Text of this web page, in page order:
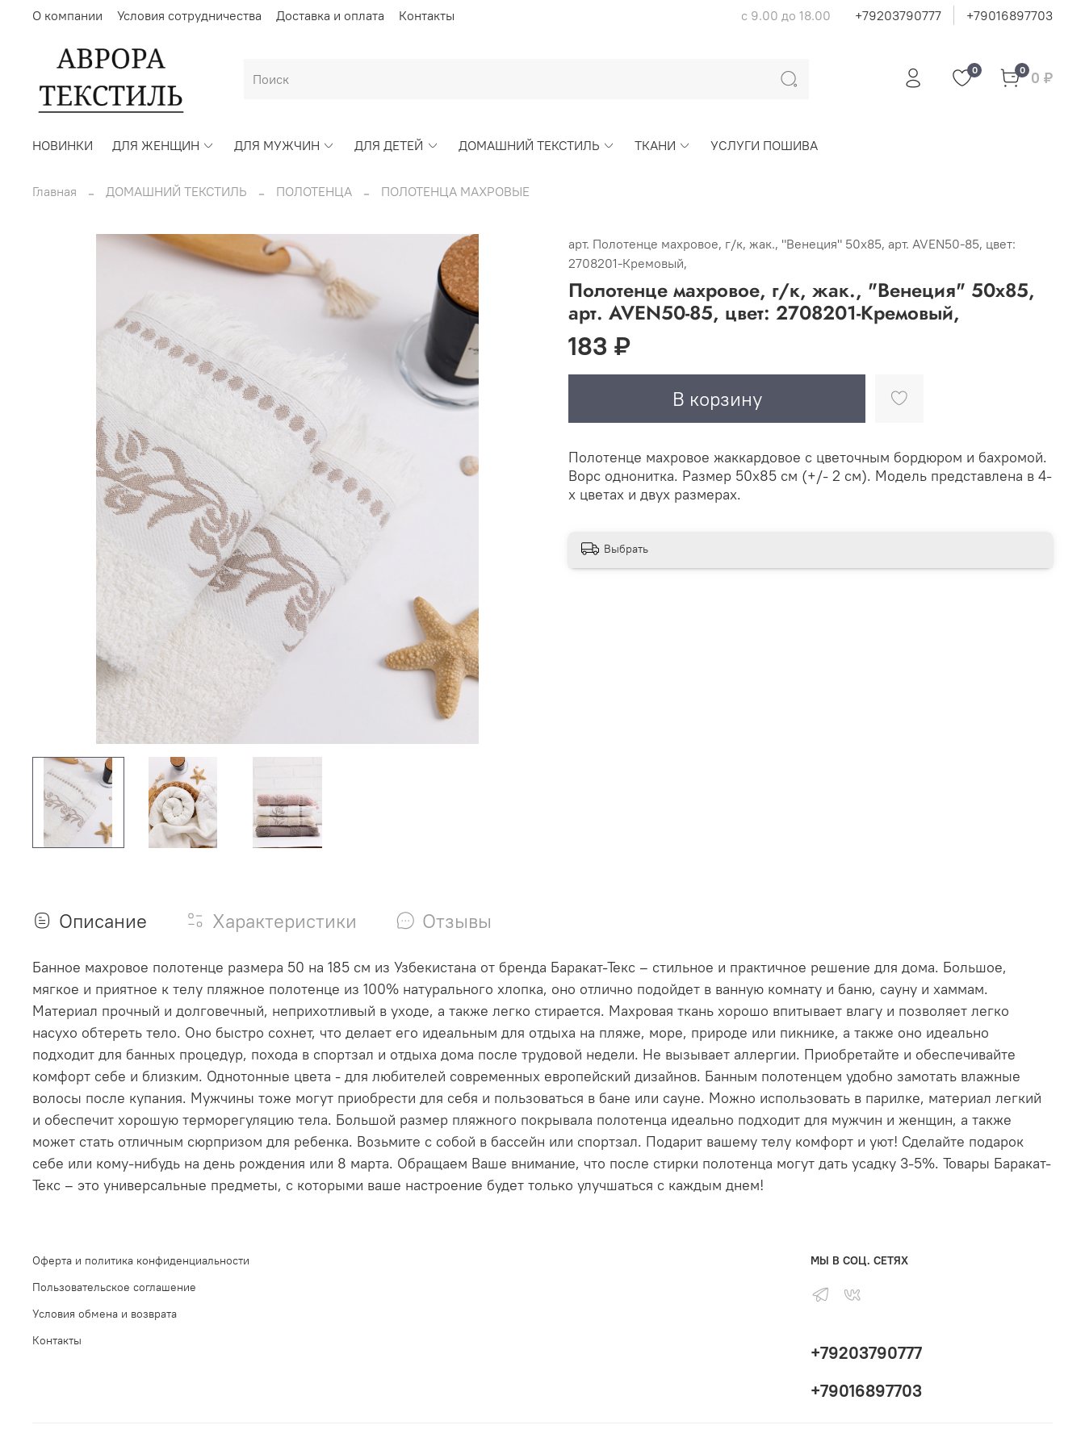
О компании Условия сотрудничества Доставка и оплата Контакты с 9.00 до 18.00 +79203790777 +79016897703
0 0 0 ₽
НОВИНКИ ДЛЯ ЖЕНЩИН ДЛЯ МУЖЧИН ДЛЯ ДЕТЕЙ ДОМАШНИЙ ТЕКСТИЛЬ ТКАНИ УСЛУГИ ПОШИВА
Главная ДОМАШНИЙ ТЕКСТИЛЬ ПОЛОТЕНЦА ПОЛОТЕНЦА МАХРОВЫЕ
арт. Полотенце махровое, г/к, жак., "Венеция" 50х85, арт. AVEN50-85, цвет:
2708201-Кремовый,
Полотенце махровое, г/к, жак., "Венеция" 50х85,
арт. AVEN50-85, цвет: 2708201-Кремовый,
183 ₽
В корзину
Полотенце махровое жаккардовое с цветочным бордюром и бахромой.
Ворс однонитка. Размер 50х85 см (+/- 2 см). Модель представлена в 4-
х цветах и двух размерах.
Выбрать
Описание Характеристики Отзывы
Банное махровое полотенце размера 50 на 185 см из Узбекистана от бренда Баракат-Текс – стильное и практичное решение для дома. Большое,
мягкое и приятное к телу пляжное полотенце из 100% натурального хлопка, оно отлично подойдет в ванную комнату и баню, сауну и хаммам.
Материал прочный и долговечный, неприхотливый в уходе, а также легко стирается. Махровая ткань хорошо впитывает влагу и позволяет легко
насухо обтереть тело. Оно быстро сохнет, что делает его идеальным для отдыха на пляже, море, природе или пикнике, а также оно идеально
подходит для банных процедур, похода в спортзал и отдыха дома после трудовой недели. Не вызывает аллергии. Приобретайте и обеспечивайте
комфорт себе и близким. Однотонные цвета - для любителей современных европейский дизайнов. Банным полотенцем удобно замотать влажные
волосы после купания. Мужчины тоже могут приобрести для себя и пользоваться в бане или сауне. Можно использовать в парилке, материал легкий
и обеспечит хорошую терморегуляцию тела. Большой размер пляжного покрывала полотенца идеально подходит для мужчин и женщин, а также
может стать отличным сюрпризом для ребенка. Возьмите с собой в бассейн или спортзал. Подарит вашему телу комфорт и уют! Сделайте подарок
себе или кому-нибудь на день рождения или 8 марта. Обращаем Ваше внимание, что после стирки полотенца могут дать усадку 3-5%. Товары Баракат-
Текс – это универсальные предметы, с которыми ваше настроение будет только улучшаться с каждым днем!
Оферта и политика конфиденциальности
Пользовательское соглашение
Условия обмена и возврата
Контакты
МЫ В СОЦ. СЕТЯХ
+79203790777
+79016897703